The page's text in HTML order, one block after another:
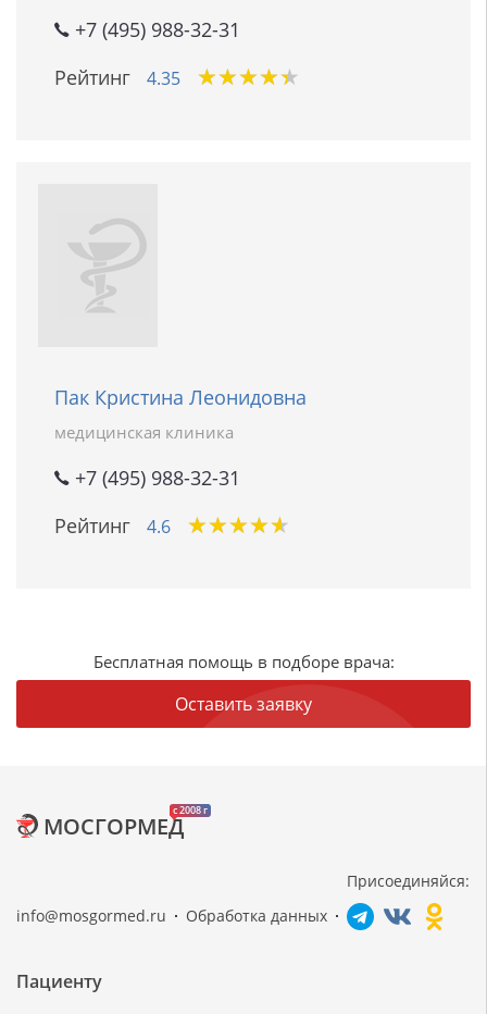
+7 (495) 988-32-31
Рейтинг
4.35 ★★★★★
★★★★★
Пак Кристина Леонидовна
медицинская клиника
+7 (495) 988-32-31
Рейтинг
4.6 ★★★★★
★★★★★
Бесплатная помощь в подборе врача:
Оставить заявку
c 2008 г
МОСГОРМЕД
info@mosgormed.ru Обработка данных
Присоединяйся:
Пациенту